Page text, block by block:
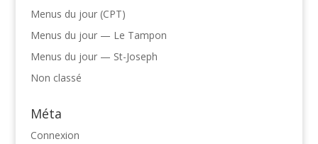
Menus du jour (CPT)
Menus du jour — Le Tampon
Menus du jour — St-Joseph
Non classé
Méta
Connexion